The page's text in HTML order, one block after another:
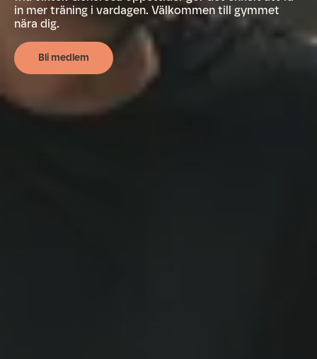
in mer träning i vardagen. Välkommen till gymmet
nära dig.
Bli medlem